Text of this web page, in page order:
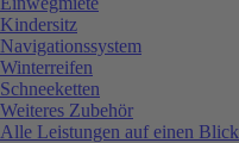
Kindersitz
Navigationssystem
Winterreifen
Schneeketten
Weiteres Zubehör
Alle Leistungen auf einen Blick